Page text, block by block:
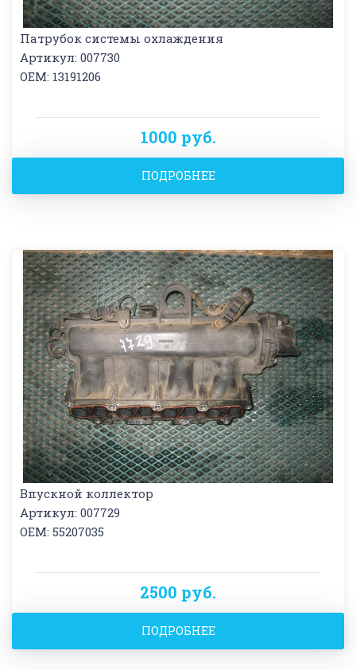
Патрубок системы охлаждения
Артикул: 007730
OEM: 13191206
1000 руб.
ПОДРОБНЕЕ
Впускной коллектор
Артикул: 007729
OEM: 55207035
2500 руб.
ПОДРОБНЕЕ